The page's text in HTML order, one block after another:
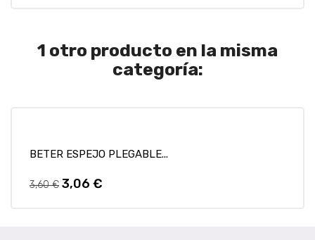
1 otro producto en la misma
categoría:
AÑADIR A MI LISTA DE DESEOS
BETER ESPEJO PLEGABLE...
Precio
3,60 € Precio
3,06 €